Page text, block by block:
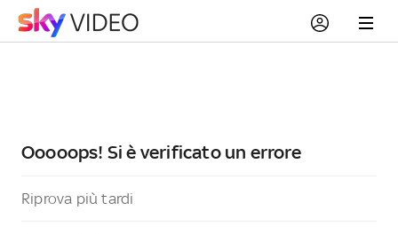
Ooooops! Si è verificato un errore
Riprova più tardi